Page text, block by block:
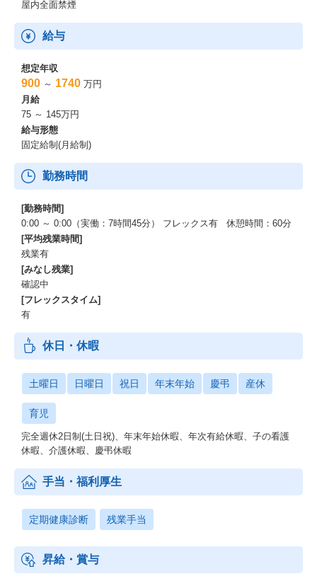
屋内全面禁煙
給与
想定年収
900 ～ 1740 万円
月給
75 ～ 145万円
給与形態
固定給制(月給制)
勤務時間
[勤務時間]
0:00 ～ 0:00（実働：7時間45分） フレックス有 休憩時間：60分
[平均残業時間]
残業有
[みなし残業]
確認中
[フレックスタイム]
有
休日・休暇
土曜日 日曜日 祝日 年末年始 慶弔 産休
育児
完全週休2日制(土日祝)、年末年始休暇、年次有給休暇、子の看護
休暇、介護休暇、慶弔休暇
手当・福利厚生
定期健康診断 残業手当
昇給・賞与